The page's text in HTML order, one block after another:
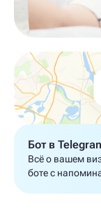
Бот в
Всё о вашем
боте с